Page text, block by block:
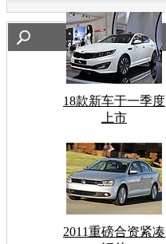
18款新车于一季度
上市
2011重磅合资紧凑